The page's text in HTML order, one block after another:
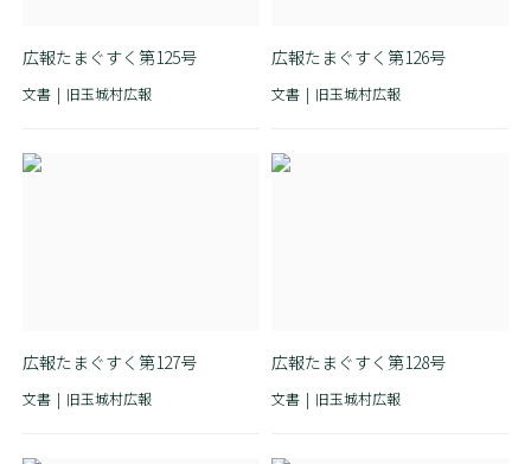
広報たまぐすく第125号
文書 旧玉城村広報
広報たまぐすく第126号
文書 旧玉城村広報
広報たまぐすく第127号
文書 旧玉城村広報
広報たまぐすく第128号
文書 旧玉城村広報